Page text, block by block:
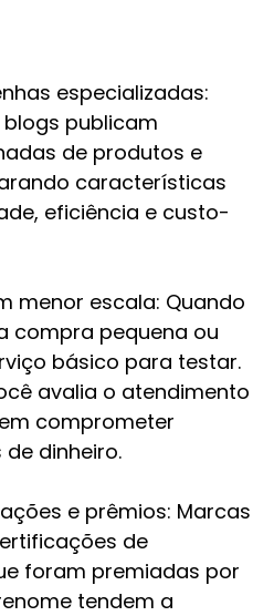
especializadas:
blogs publicam
de produtos e
características
eficiência e custo-
menor escala: Quando
compra pequena ou
básico para testar.
avalia o atendimento
comprometer
dinheiro.
e prêmios: Marcas
de
foram premiadas por
tendem a